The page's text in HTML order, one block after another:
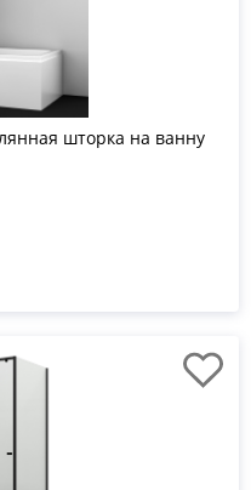
шторка на ванну